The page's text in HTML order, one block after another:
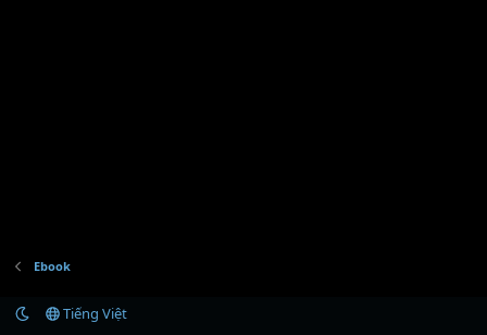
Ebook
Tiếng Việt